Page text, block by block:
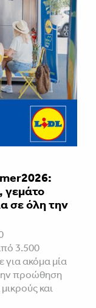
γεμάτο
σε όλη την
3.500
για ακόμα μία
προώθηση
και